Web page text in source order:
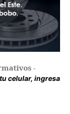
-
celular, ingresa